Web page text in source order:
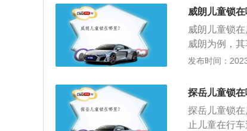
后，儿童锁
的发生。3
驶自动上锁
有孩子乘坐
威朗儿童锁在
威朗儿童锁
威朗为例，
mm，油箱容
其采用的前
独立悬架。
发布时间：
探岳儿童锁在
探岳儿童锁
止儿童在行